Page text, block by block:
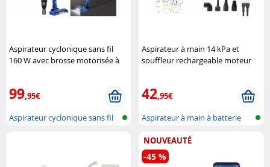
Aspirateur cyclonique sans fil
160 W avec brosse motorisée à
99,95€
Aspirateur cyclonique sans fil
Aspirateur à main 14 kPa et
souffleur rechargeable moteur
42,95€
Aspirateur à main à batterie
NOUVEAUTÉ
-45 %